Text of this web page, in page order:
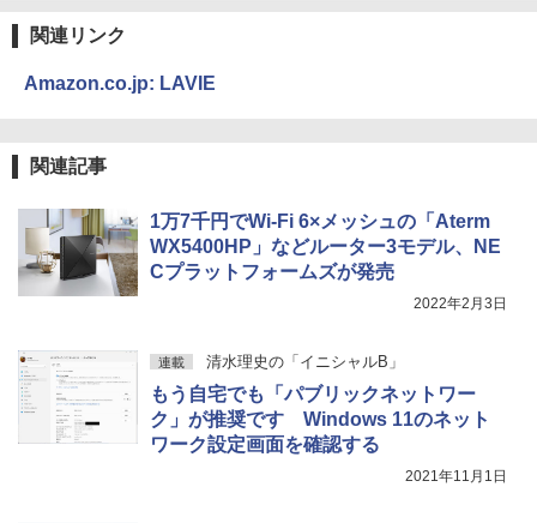
関連リンク
Amazon.co.jp: LAVIE
関連記事
1万7千円でWi-Fi 6×メッシュの「Aterm
WX5400HP」などルーター3モデル、NE
Cプラットフォームズが発売
2022年2月3日
連載 清水理史の「イニシャルB」
もう自宅でも「パブリックネットワー
ク」が推奨です Windows 11のネット
ワーク設定画面を確認する
2021年11月1日